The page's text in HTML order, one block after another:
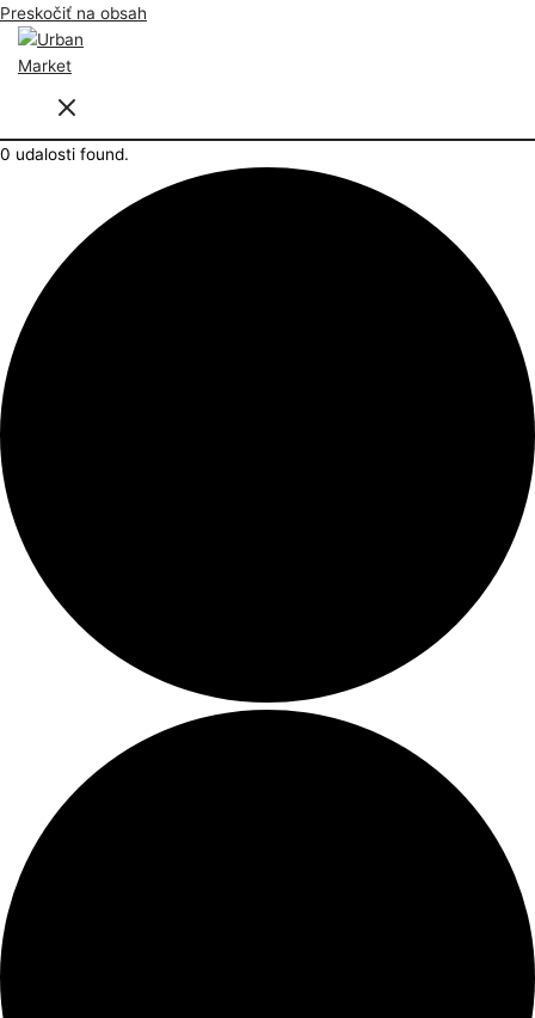
Preskočiť na obsah
0 udalosti found.